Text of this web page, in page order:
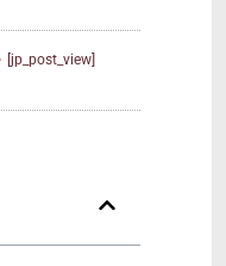
[jp_post_view]